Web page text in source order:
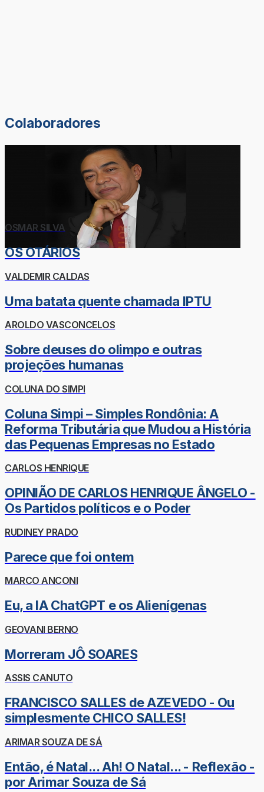
Colaboradores
OSMAR SILVA
OS OTÁRIOS
VALDEMIR CALDAS
Uma batata quente chamada IPTU
AROLDO VASCONCELOS
Sobre deuses do olimpo e outras
projeções humanas
COLUNA DO SIMPI
Coluna Simpi – Simples Rondônia: A
Reforma Tributária que Mudou a História
das Pequenas Empresas no Estado
CARLOS HENRIQUE
OPINIÃO DE CARLOS HENRIQUE ÂNGELO -
Os Partidos políticos e o Poder
RUDINEY PRADO
Parece que foi ontem
MARCO ANCONI
Eu, a IA ChatGPT e os Alienígenas
GEOVANI BERNO
Morreram JÔ SOARES
ASSIS CANUTO
FRANCISCO SALLES de AZEVEDO - Ou
simplesmente CHICO SALLES!
ARIMAR SOUZA DE SÁ
Então, é Natal... Ah! O Natal... - Reflexão -
por Arimar Souza de Sá